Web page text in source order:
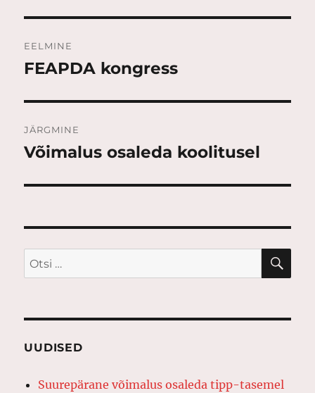
EELMINE
Eelmine
FEAPDA kongress
JÄRGMINE
Järgmine
Võimalus osaleda koolitusel
Otsi:
UUDISED
Suurepärane võimalus osaleda tipp-tasemel